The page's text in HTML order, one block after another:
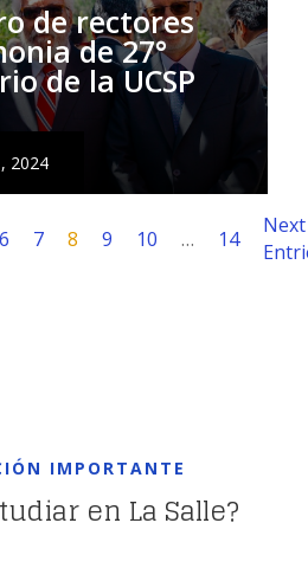
de rectores
de 27°
de la UCSP
2024
6 7 8 9 10 … 14
Next
IMPORTANTE
en La Salle?